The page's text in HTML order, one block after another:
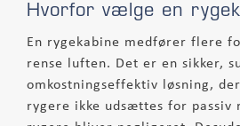
Hvorfor vælge en
En rygekabine medfører flere
rense luften. Det er en sikker,
omkostningseffektiv løsning,
rygere ikke udsættes for passiv